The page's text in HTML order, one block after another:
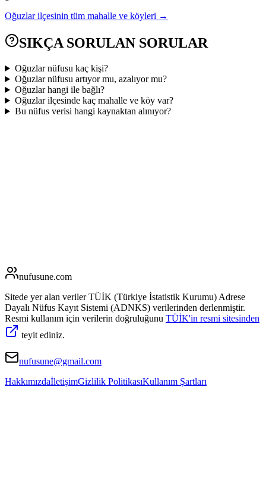
Oğuzlar ilçesinin tüm mahalle ve köyleri →
SIKÇA SORULAN SORULAR
Oğuzlar nüfusu kaç kişi?
Oğuzlar nüfusu artıyor mu, azalıyor mu?
Oğuzlar hangi ile bağlı?
Oğuzlar ilçesinde kaç mahalle ve köy var?
Bu nüfus verisi hangi kaynaktan alınıyor?
nufusune.com
Sitede yer alan veriler TÜİK (Türkiye İstatistik Kurumu) Adrese
Dayalı Nüfus Kayıt Sistemi (ADNKS) verilerinden derlenmiştir.
Resmi kullanım için verilerin doğruluğunu TÜİK'in resmi sitesinden
teyit ediniz.
nufusune@gmail.com
HakkımızdaİletişimGizlilik PolitikasıKullanım Şartları